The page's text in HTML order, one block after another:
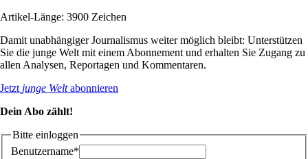
Artikel-Länge: 3900 Zeichen
Damit unabhängiger Journalismus weiter möglich bleibt: Unterstützen
Sie die junge Welt mit einem Abonnement und erhalten Sie Zugang zu
allen Analysen, Reportagen und Kommentaren.
Jetzt junge Weltabonnieren
Dein Abo zählt!
Bitte einloggen
Benutzername*